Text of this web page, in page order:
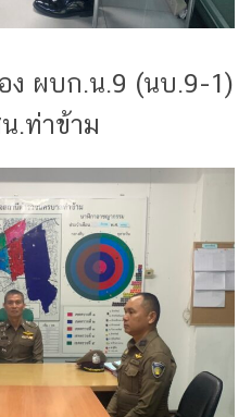
ง ผบก.น.9 (นบ.9-1)
.ท่าข้าม